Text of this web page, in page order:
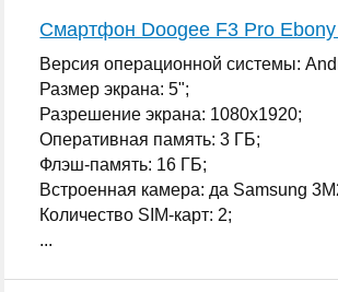
Смартфон Doogee F3 Pro
Версия операционной системы:
Размер экрана: 5";
Разрешение экрана: 1080x1920;
Оперативная память: 3 ГБ;
Флэш-память: 16 ГБ;
Встроенная камера: да Samsung
Количество SIM-карт: 2;
...